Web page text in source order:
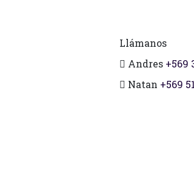
Llámanos
Andres +569
Natan +569